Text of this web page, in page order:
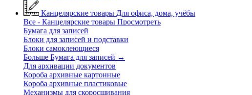
Канцелярские товары Для офиса, дома, учёбы
Все - Канцелярские товары Просмотреть
Бумага для записей
Блоки для записей и подставки
Блоки самоклеющиеся
Больше Бумага для записей →
Для архивации документов
Короба архивные картонные
Короба архивные пластиковые
Механизмы для скоросшивания